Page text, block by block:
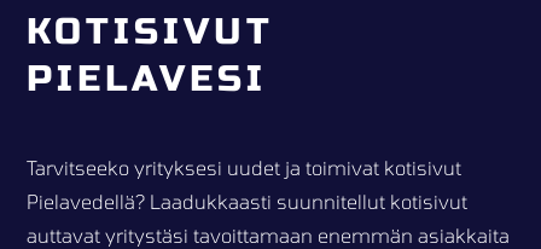
KOTISIVUT
PIELAVESI
Tarvitseeko yrityksesi uudet ja toimivat kotisivut
Pielavedellä? Laadukkaasti suunnitellut kotisivut
auttavat yritystäsi tavoittamaan enemmän asiakkaita